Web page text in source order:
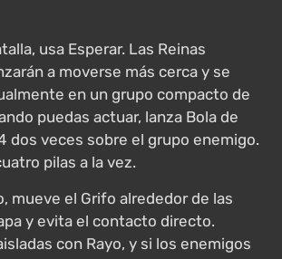
usa Esperar. Las Reinas
a moverse más cerca y se
en un grupo compacto de
puedas actuar, lanza Bola de
dos veces sobre el grupo enemigo.
pilas a la vez.
mueve el Grifo alrededor de las
y evita el contacto directo.
con Rayo, y si los enemigos